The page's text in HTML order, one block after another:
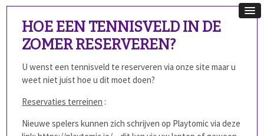
HOE EEN TENNISVELD IN DE
ZOMER RESERVEREN?
U wenst een tennisveld te reserveren via onze site maar u
weet niet juist hoe u dit moet doen?
Reservaties terreinen :
Nieuwe spelers kunnen zich schrijven op Playtomic via deze